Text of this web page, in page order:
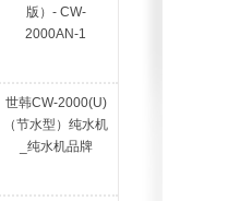
版）- CW-
2000AN-1
世韩CW-2000(U)
（节水型）纯水机
_纯水机品牌